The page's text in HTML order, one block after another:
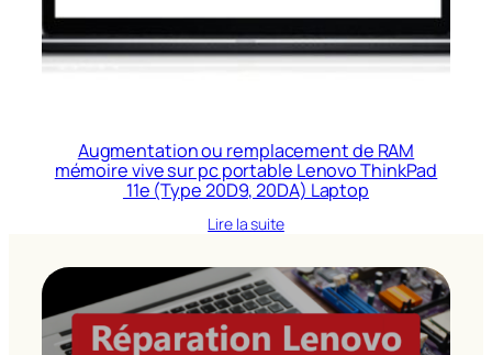
Augmentation ou remplacement de RAM
mémoire vive sur pc portable Lenovo ThinkPad
11e (Type 20D9, 20DA) Laptop
Lire la suite